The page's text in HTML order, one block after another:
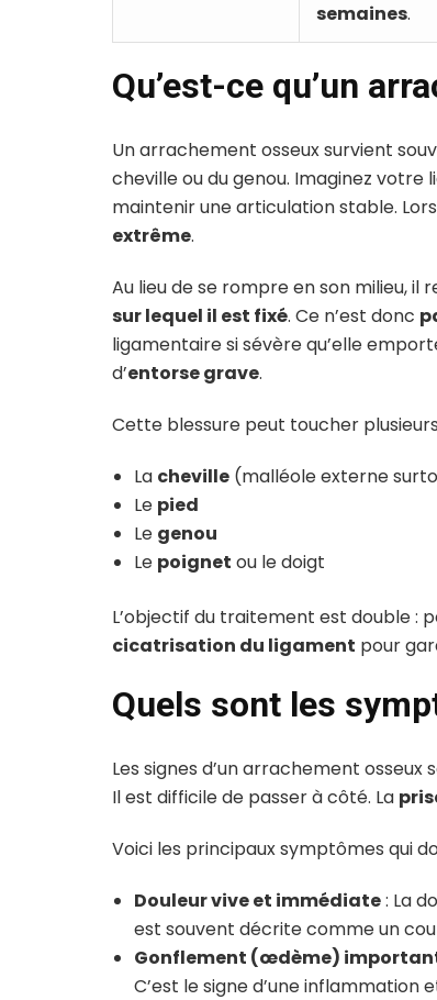
semaines.
Qu’est-ce qu’un
Un arrachement osseux survient
cheville ou du genou. Imaginez
maintenir une articulation stable.
extrême.
Au lieu de se rompre en son milieu, il
sur lequel il est fixé. Ce n’est donc
ligamentaire si sévère qu’elle
d’entorse grave.
Cette blessure peut toucher
La cheville (malléole externe
Le pied
Le genou
Le poignet ou le doigt
L’objectif du traitement est double :
cicatrisation du ligament pour
Quels sont les
Les signes d’un arrachement
Il est difficile de passer à côté. La
Voici les principaux symptômes qui
Douleur vive et immédiate: La
est souvent décrite comme un
Gonflement (œdème)
C’est le signe d’une inflammation